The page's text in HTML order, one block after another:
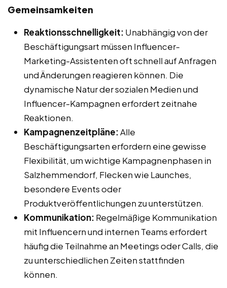
Gemeinsamkeiten
Reaktionsschnelligkeit: Unabhängig von der
Beschäftigungsart müssen Influencer-
Marketing-Assistenten oft schnell auf Anfragen
und Änderungen reagieren können. Die
dynamische Natur der sozialen Medien und
Influencer-Kampagnen erfordert zeitnahe
Reaktionen.
Kampagnenzeitpläne:Alle
Beschäftigungsarten erfordern eine gewisse
Flexibilität, um wichtige Kampagnenphasen in
Salzhemmendorf, Flecken wie Launches,
besondere Events oder
Produktveröffentlichungen zu unterstützen.
Kommunikation: Regelmäßige Kommunikation
mit Influencern und internen Teams erfordert
häufig die Teilnahme an Meetings oder Calls, die
zu unterschiedlichen Zeiten stattfinden
können.